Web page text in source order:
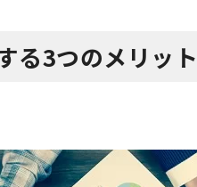
る3つのメリット